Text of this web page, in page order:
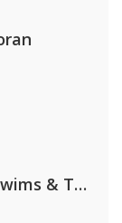
David Guetta, Teddy Swims & Tones And I